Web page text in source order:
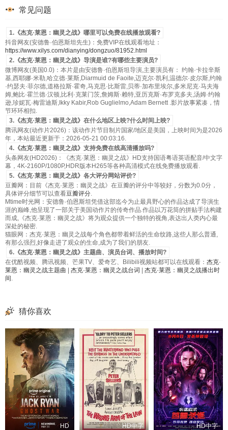
常见问题
1.《杰克·莱恩：幽灵之战》哪里可以免费在线播放观看?
抖音网友(安德鲁·伯恩斯坦先生)：免费VIP在线观看地址：
https://www.xilys.com/dianying/dongzuo/81952.html
2.《杰克·莱恩：幽灵之战》导演是谁?有哪些主要演员?
微博网友(美国0.0)：本片是由安德鲁·伯恩斯坦导演,主要演员有： 约翰·卡拉辛斯
基,西耶娜·米勒,哈立德·莱斯,Diarmuid de Faoite,迈克尔·凯利,温德尔·皮尔斯,约翰
·约瑟夫·菲尔德,道格拉斯·霍奇,马克思·比斯雷,贝蒂·加布里埃尔,多米尼克·马夫海
姆,鲍比·霍兰德·汉顿,比利·克莱门茨,詹姆斯·赖特,亚历克斯·布罗克多夫,汤姆·约翰
逊,珍妮瓦·梅雷迪斯,Ikky Kabir,Rob Guglielmo,Adam Bernett .影片故事紧凑，情
节环环相扣.
3.《杰克·莱恩：幽灵之战》在什么地区上映?什么时间上映?
腾讯网友(动作片2026)：该动作片节目制片国家/地区是美国，上映时间为是2026
年，本站最近更新于：2026-05-21 00:03:16.
4.《杰克·莱恩：幽灵之战》支持免费在线高清播放吗?
头条网友(HD2026)：《杰克·莱恩：幽灵之战》HD支持国语粤语英语配音/中文字
幕，4K-2160P/1080P,HDR版本H265等各种高清模式在线免费播放观看.
5.《杰克·莱恩：幽灵之战》各大评分网站评价?
豆瓣网：目前《杰克·莱恩：幽灵之战》在豆瓣的评分中等较好，分数为0.0分，
具体评分细节可以查看豆瓣评分.
Mtime时光网：安德鲁·伯恩斯坦凭借这部迄今为止最具野心的作品达成了导演生
涯的巅峰,他呈现了一部关于美国动作片的传奇作品.作品以万花筒的拼贴手法构建
而成,《杰克·莱恩：幽灵之战》将为观众提供一个独特的视角,表达出人类内心最
深处的秘密.
猫眼网：杰克·莱恩：幽灵之战每个角色都带着鲜活的生命纹路,这些人那么普通,
有那么强烈,好像走进了观众的生命,成为了我们的朋友.
6.《杰克·莱恩：幽灵之战》主题曲、演员台词、播放时间?
在优酷视频、腾讯视频、芒果TV、爱奇艺、Bilibili视频站都可以在线观看： 杰克·
莱恩：幽灵之战主题曲
杰克·莱恩：幽灵之战台词
杰克·莱恩：幽灵之战播出时
间 .
猜你喜欢
HD HD中字 HD中字